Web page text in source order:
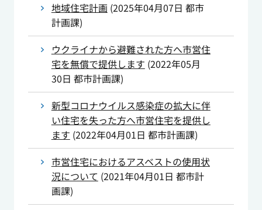
地域住宅計画 (2025年04月07日 都市
計画課)
ウクライナから避難された方へ市営住
宅を無償で提供します (2022年05月
30日 都市計画課)
新型コロナウイルス感染症の拡大に伴
い住宅を失った方へ市営住宅を提供し
ます (2022年04月01日 都市計画課)
市営住宅におけるアスベストの使用状
況について (2021年04月01日 都市計
画課)